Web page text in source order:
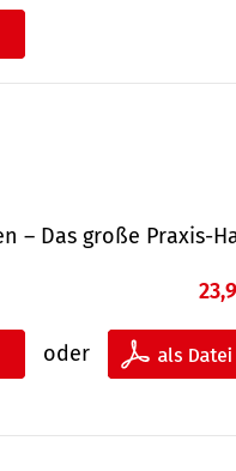
– Das große Praxis-
oder